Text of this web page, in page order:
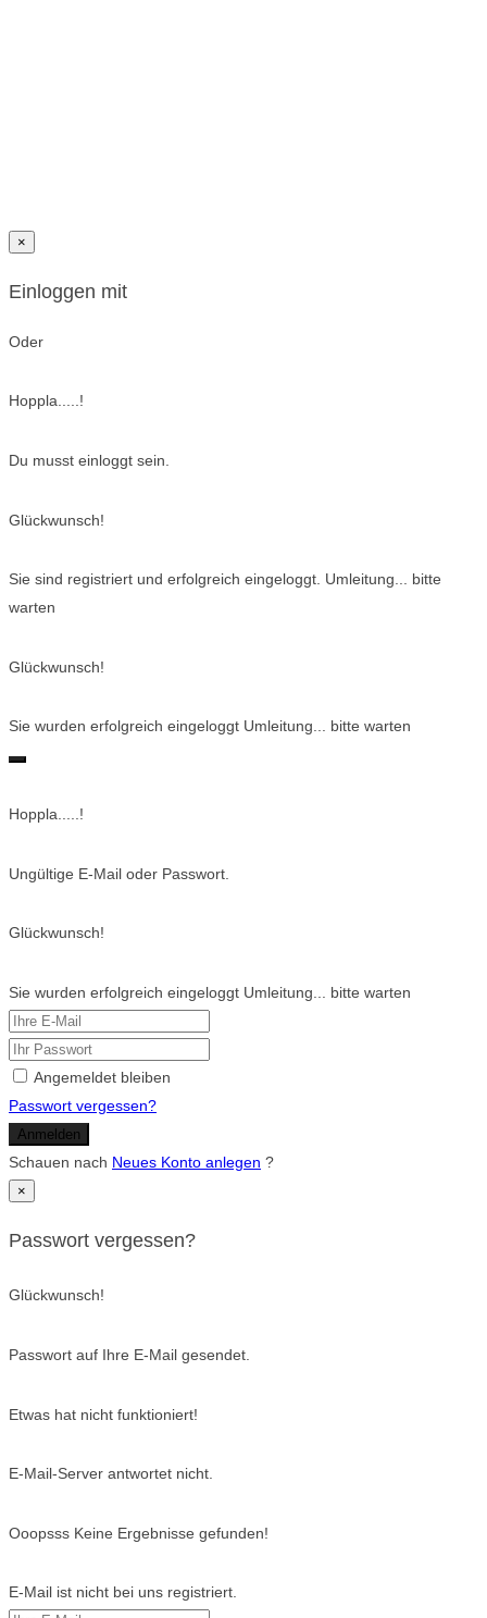
×
Einloggen mit
Oder
Hoppla.....!
Du musst einloggt sein.
Glückwunsch!
Sie sind registriert und erfolgreich eingeloggt. Umleitung... bitte
warten
Glückwunsch!
Sie wurden erfolgreich eingeloggt Umleitung... bitte warten
Hoppla.....!
Ungültige E-Mail oder Passwort.
Glückwunsch!
Sie wurden erfolgreich eingeloggt Umleitung... bitte warten
Angemeldet bleiben
Passwort vergessen?
Anmelden
Schauen nach Neues Konto anlegen ?
×
Passwort vergessen?
Glückwunsch!
Passwort auf Ihre E-Mail gesendet.
Etwas hat nicht funktioniert!
E-Mail-Server antwortet nicht.
Ooopsss Keine Ergebnisse gefunden!
E-Mail ist nicht bei uns registriert.